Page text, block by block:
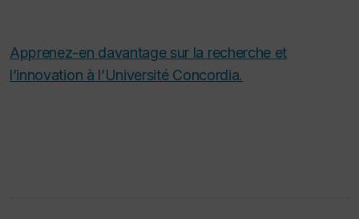
Apprenez-en davantage sur la recherche et
l’innovation à l’Université Concordia.